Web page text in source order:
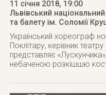
11 січня 2018, 19:00
Львівський
та балету ім. Соломії
Український хореограф
Поклітару, керівник
представляє
небаченою розкішшю